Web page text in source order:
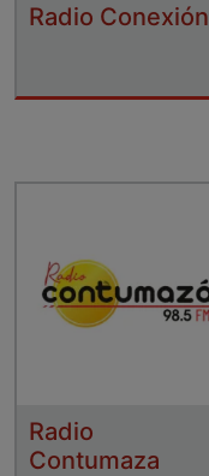
Radio Conexión
Radio
Contumaza